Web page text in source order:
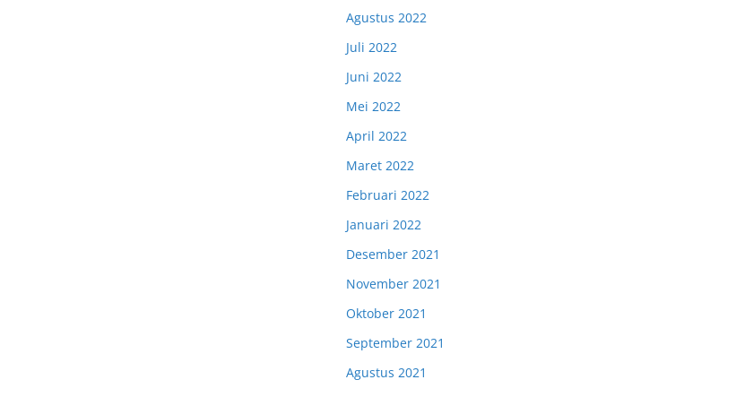
Agustus 2022
Juli 2022
Juni 2022
Mei 2022
April 2022
Maret 2022
Februari 2022
Januari 2022
Desember 2021
November 2021
Oktober 2021
September 2021
Agustus 2021